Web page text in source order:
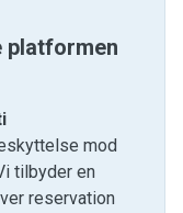
platformen
mod
tilbyder en
reservation